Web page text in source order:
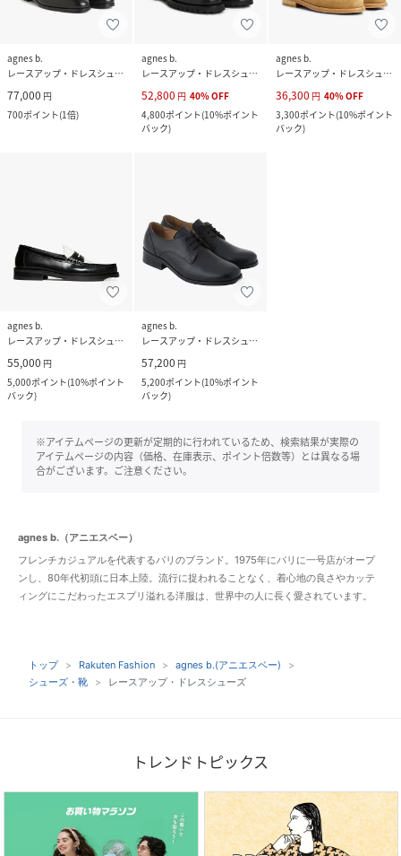
agnes b.
レースアップ・ドレスシューズ
77,000 円
700ポイント(1倍)
agnes b.
レースアップ・ドレスシューズ
52,800 円 40%OFF
4,800ポイント(10%ポイント
バック)
agnes b.
レースアップ・ドレスシューズ
36,300 円 40%OFF
3,300ポイント(10%ポイント
バック)
agnes b.
レースアップ・ドレスシューズ
55,000 円
5,000ポイント(10%ポイント
バック)
agnes b.
レースアップ・ドレスシューズ
57,200 円
5,200ポイント(10%ポイント
バック)
※アイテムページの更新が定期的に行われているため、検索結果が実際の
アイテムページの内容（価格、在庫表示、ポイント倍数等）とは異なる場
合がございます。ご注意ください。
agnes b.（アニエスベー）
フレンチカジュアルを代表するパリのブランド。1975年にパリに一号店がオープ
ンし、80年代初頭に日本上陸。流行に捉われることなく、着心地の良さやカッテ
ィングにこだわったエスプリ溢れる洋服は、世界中の人に長く愛されています。
トップ Rakuten Fashion
agnes b.(アニエスベー)
シューズ・靴
レースアップ・ドレスシューズ
トレンドトピックス